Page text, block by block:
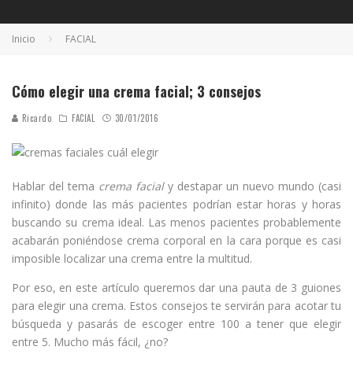
Inicio FACIAL
Cómo elegir una crema facial; 3 consejos
Ricardo FACIAL 30/01/2016
Hablar del tema crema facialy destapar un nuevo mundo (casi
infinito) donde las más pacientes podrían estar horas y horas
buscando su crema ideal. Las menos pacientes probablemente
acabarán poniéndose crema corporal en la cara porque es casi
imposible localizar una crema entre la multitud.
Por eso, en este artículo queremos dar una pauta de 3 guiones
para elegir una crema. Estos consejos te servirán para acotar tu
búsqueda y pasarás de escoger entre 100 a tener que elegir
entre 5. Mucho más fácil, ¿no?